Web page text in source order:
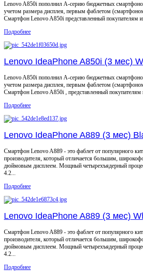
Lenovo A850i пополнил А-серию бюджетных
учетом размера дисплея, первым фаблетом
Смартфон Lenovo A850i представленный покупателям
Подробнее
Lenovo IdeaPhone A850i (3 мес)
Lenovo A850i пополнил А-серию бюджетных
учетом размера дисплея, первым фаблетом
Смартфон Lenovo A850i , представленный покупателям
Подробнее
Lenovo IdeaPhone A889 (3 мес)
Смартфон Lenovo A889 - это фаблет от популярного
производителя, который отличается большим,
дюймовым дисплеем. Мощный четырехъядерный
4.2...
Подробнее
Lenovo IdeaPhone A889 (3 мес)
Смартфон Lenovo A889 - это фаблет от популярного
производителя, который отличается большим,
дюймовым дисплеем. Мощный четырехъядерный
4.2...
Подробнее